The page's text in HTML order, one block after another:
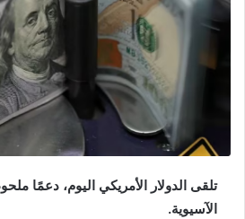
تلقى الدولار الأمريكي اليوم، دعمًا
الآسيوية.